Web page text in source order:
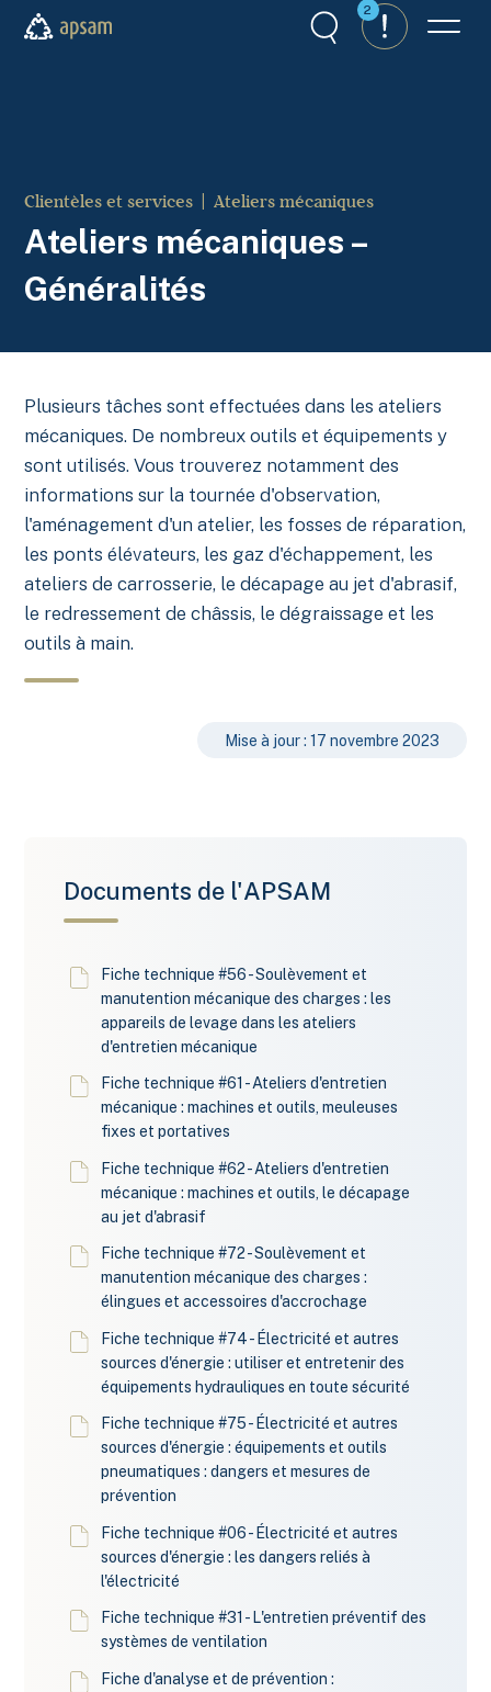
Aller au contenu principal
RechercheAlertes
2
Menu
Clientèles et services Ateliers mécaniques
Ateliers mécaniques –
Généralités
Plusieurs tâches sont effectuées dans les ateliers
mécaniques. De nombreux outils et équipements y
sont utilisés. Vous trouverez notamment des
informations sur la tournée d'observation,
l'aménagement d'un atelier, les fosses de réparation,
les ponts élévateurs, les gaz d'échappement, les
ateliers de carrosserie, le décapage au jet d'abrasif,
le redressement de châssis, le dégraissage et les
outils à main.
Mise à jour : 17 novembre 2023
Documents de l'APSAM
Fiche technique #56 - Soulèvement et
manutention mécanique des charges : les
appareils de levage dans les ateliers
d'entretien mécanique
Fiche technique #61 - Ateliers d'entretien
mécanique : machines et outils, meuleuses
fixes et portatives
Fiche technique #62 - Ateliers d'entretien
mécanique : machines et outils, le décapage
au jet d'abrasif
Fiche technique #72 - Soulèvement et
manutention mécanique des charges :
élingues et accessoires d'accrochage
Fiche technique #74 - Électricité et autres
sources d'énergie : utiliser et entretenir des
équipements hydrauliques en toute sécurité
Fiche technique #75 - Électricité et autres
sources d'énergie : équipements et outils
pneumatiques : dangers et mesures de
prévention
Fiche technique #06 - Électricité et autres
sources d'énergie : les dangers reliés à
l'électricité
Fiche technique #31 - L'entretien préventif des
systèmes de ventilation
Fiche d'analyse et de prévention :